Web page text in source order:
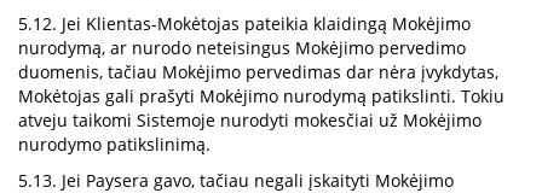
5.12. Jei Klientas-Mokėtojas pateikia klaidingą Mokėjimo
nurodymą, ar nurodo neteisingus Mokėjimo pervedimo
duomenis, tačiau Mokėjimo pervedimas dar nėra įvykdytas,
Mokėtojas gali prašyti Mokėjimo nurodymą patikslinti. Tokiu
atveju taikomi Sistemoje nurodyti mokesčiai už Mokėjimo
nurodymo patikslinimą.
5.13. Jei Paysera gavo, tačiau negali įskaityti Mokėjimo